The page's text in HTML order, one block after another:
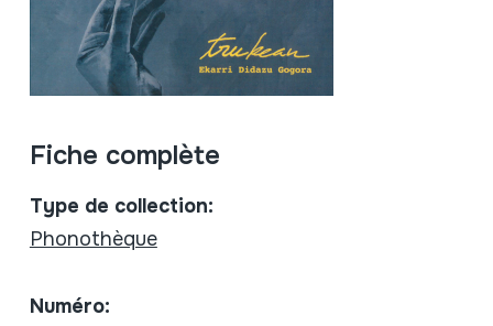
Fiche complète
Type de collection:
Phonothèque
Numéro: